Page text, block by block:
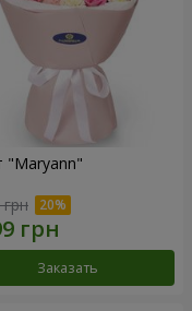
"Maryann"
Заказать